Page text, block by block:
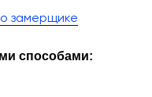
замерщике
способами: